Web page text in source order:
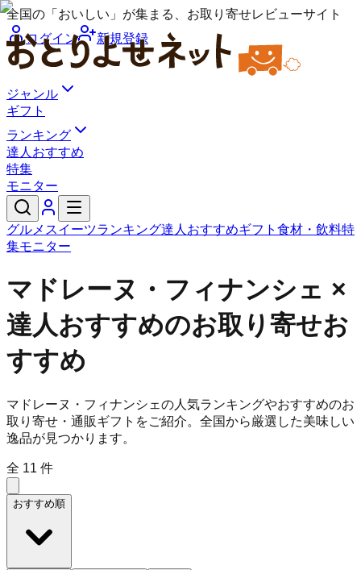
全国の「おいしい」が集まる、お取り寄せレビューサイト
ログイン
新規登録
ジャンル
ギフト
ランキング
達人おすすめ
特集
モニター
グルメ スイーツランキング達人おすすめギフト 食材・飲料特
集モニター
マドレーヌ・フィナンシェ ×
達人おすすめのお取り寄せお
すすめ
マドレーヌ・フィナンシェの人気ランキングやおすすめのお
取り寄せ・通販ギフトをご紹介。全国から厳選した美味しい
逸品が見つかります。
全 11 件
おすすめ順